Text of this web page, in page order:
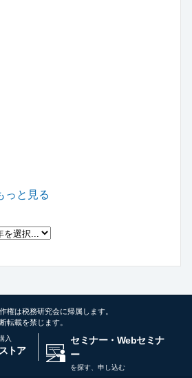
っと見る
権は税務研究会に帰属します。
転載を禁じます。
入
トア
セミナー・Webセミナ
ー
を探す、申し込む